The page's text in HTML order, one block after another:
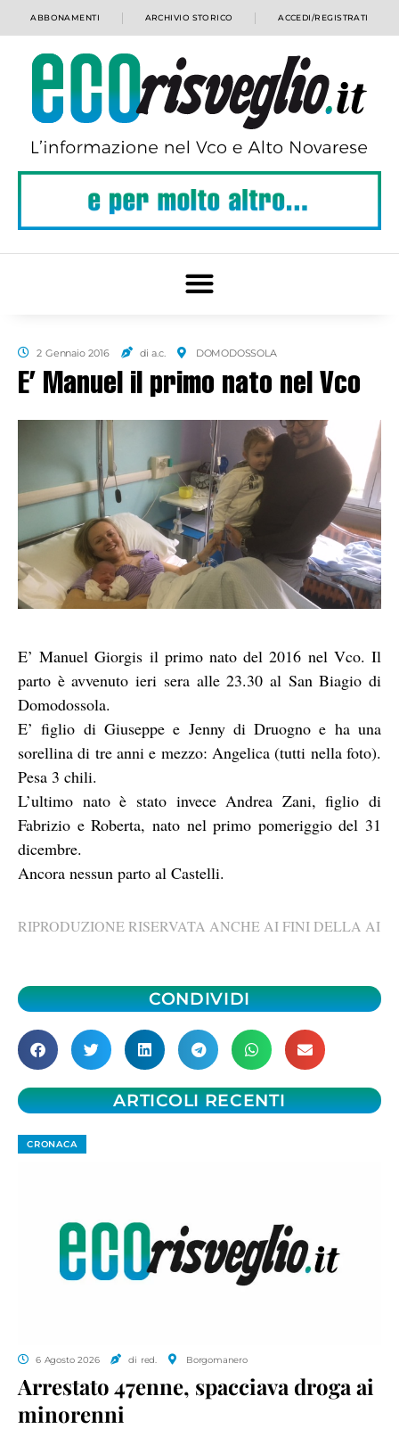
ABBONAMENTI ARCHIVIO STORICO ACCEDI/REGISTRATI
2 Gennaio 2016 di a.c. DOMODOSSOLA
E’ Manuel il primo nato nel Vco
E’ Manuel Giorgis il primo nato del 2016 nel Vco. Il
parto è avvenuto ieri sera alle 23.30 al San Biagio di
Domodossola.
E’ figlio di Giuseppe e Jenny di Druogno e ha una
sorellina di tre anni e mezzo: Angelica (tutti nella foto).
Pesa 3 chili.
L’ultimo nato è stato invece Andrea Zani, figlio di
Fabrizio e Roberta, nato nel primo pomeriggio del 31
dicembre.
Ancora nessun parto al Castelli.
RIPRODUZIONE RISERVATA ANCHE AI FINI DELLA AI
CONDIVIDI
ARTICOLI RECENTI
CRONACA
6 Agosto 2026 di red. Borgomanero
Arrestato 47enne, spacciava droga ai
minorenni